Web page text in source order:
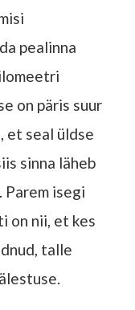
pealinna
on päris suur
et seal üldse
sinna läheb
isegi
on nii, et kes
talle